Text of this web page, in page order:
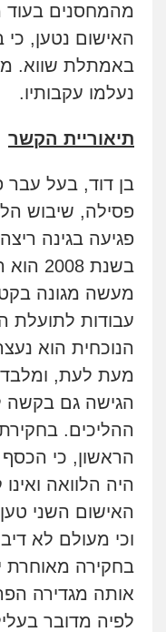
מהמחסנים
האישום נטען,
באמתלת שווא.
נעלמו עקבותיו.
תיאוריית הקשר
בן דוד, בעל עבר
פסילה, שיבוש
בשנת
עבודות לתועלת
הנוכחית הוא
מעת לעת,
הגישה גם בקשה
ההליכים.
הראשון, כי
היה הלוואה
האישום השני
וכי מעולם לא
בחקירה מאוחרת
אותה מגדירה
לפיה מדובר